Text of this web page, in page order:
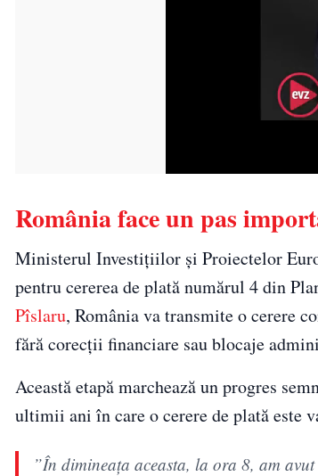
România face un pas
Ministerul Investițiilor și Proiectelor
pentru cererea de plată numărul 4 din
Pîslaru, România va transmite o cerere
fără corecții financiare sau blocaje
Această etapă marchează un progres
ultimii ani în care o cerere de plată este
”În dimineaţa aceasta, la ora 8, am